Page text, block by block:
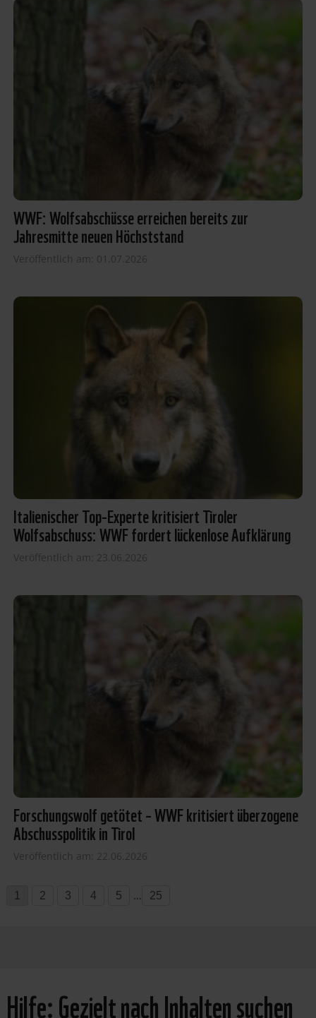
WWF: Wolfsabschüsse erreichen bereits zur
Jahresmitte neuen Höchststand
Veröffentlich am: 01.07.2026
Italienischer Top-Experte kritisiert Tiroler
Wolfsabschuss: WWF fordert lückenlose Aufklärung
Veröffentlich am: 23.06.2026
Forschungswolf getötet – WWF kritisiert überzogene
Abschusspolitik in Tirol
Veröffentlich am: 22.06.2026
1 2 3 4 5 ... 25
Hilfe: Gezielt nach Inhalten suchen